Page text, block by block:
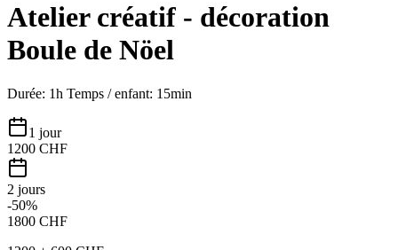
Atelier créatif - décoration
Boule de Nöel
Durée: 1h Temps / enfant: 15min
1 jour
1200 CHF
2 jours
-50%
1800 CHF